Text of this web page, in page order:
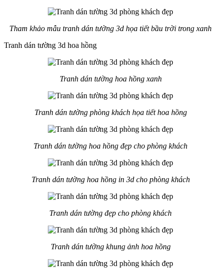
Tham khảo mẫu tranh dán tường 3d họa tiết bầu trời trong xanh
Tranh dán tường 3d hoa hồng
Tranh dán tường hoa hồng xanh
Tranh dán tường phòng khách họa tiết hoa hồng
Tranh dán tường hoa hồng đẹp cho phòng khách
Tranh dán tường hoa hồng in 3d cho phòng khách
Tranh dán tường đẹp cho phòng khách
Tranh dán tường khung ảnh hoa hồng